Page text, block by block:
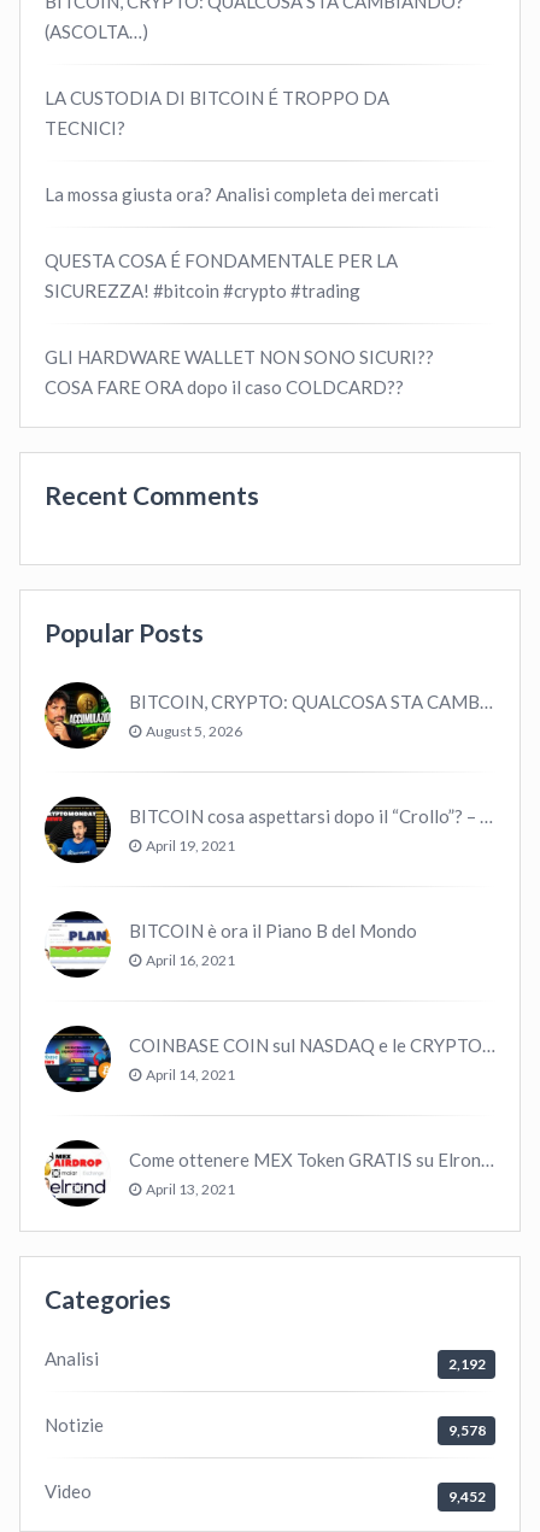
(ASCOLTA…)
LA CUSTODIA DI BITCOIN É TROPPO DA
TECNICI?
La mossa giusta ora? Analisi completa dei mercati
QUESTA COSA É FONDAMENTALE PER LA
SICUREZZA! #bitcoin #crypto #trading
GLI HARDWARE WALLET NON SONO SICURI??
COSA FARE ORA dopo il caso COLDCARD??
Recent Comments
Popular Posts
BITCOIN, CRYPTO: QUALCOSA STA CAMBIANDO? (ASCOLTA…)
August 5, 2026
BITCOIN cosa aspettarsi dopo il “Crollo”? – CryptoMonday NEWS w16/’21
April 19, 2021
BITCOIN è ora il Piano B del Mondo
April 16, 2021
COINBASE COIN sul NASDAQ e le CRYPTO volano!
April 14, 2021
Come ottenere MEX Token GRATIS su Elrond ?
April 13, 2021
Categories
Analisi 2,192
Notizie 9,578
Video 9,452